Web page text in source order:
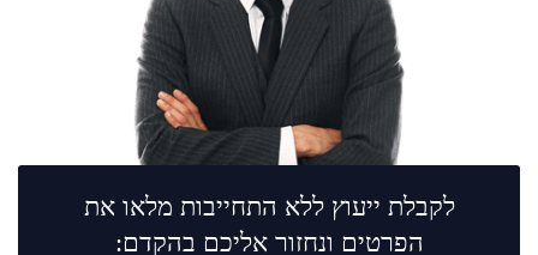
לקבלת ייעוץ ללא התחייבות מלאו את
הפרטים ונחזור אליכם בהקדם: